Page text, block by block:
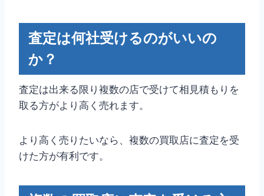
査定は何社受けるのがいいの
か？
査定は出来る限り複数の店で受けて相見積もりを
取る方がより高く売れます。
より高く売りたいなら、複数の買取店に査定を受
けた方が有利です。